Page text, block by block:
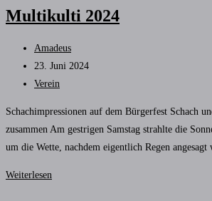
Badura
Multikulti 2024
Beitrags-
Autor:
Amadeus
Beitrag
veröffentlicht:
23. Juni 2024
Beitrags-
Verein
Schachimpressionen auf dem Bürgerfest Schach
zusammen Am gestrigen Samstag strahlte die
um die Wette, nachdem eigentlich Regen
Weiterlesen